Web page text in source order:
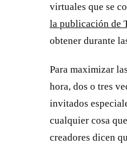
virtuales que se
la publicación de
obtener durante
Para maximizar
hora, dos o tres
invitados
cualquier cosa
creadores dicen